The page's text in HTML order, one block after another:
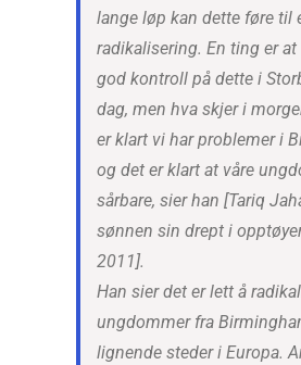
lange løp kan dette føre til
radikalisering. En ting er
god kontroll på dette i
dag, men hva skjer i
er klart vi har problemer i
og det er klart at våre
sårbare, sier han [Tariq
sønnen sin drept i
2011].
Han sier det er lett å
ungdommer fra
lignende steder i Europa.